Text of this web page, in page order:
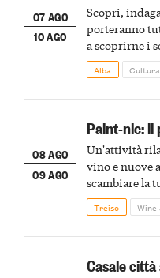
07 AGO
10 AGO
Scopri,
porteranno
a scoprirne i
Alba
08 AGO
09 AGO
Paint-nic: il
Un'attività
vino e nuove
scambiare la
Treiso Wine
Casale